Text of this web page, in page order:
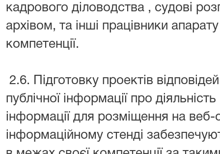
кадрового діловодства , судові
архівом, та інші працівники
компетенції.
2.6. Підготовку проектів
публічної інформації про
інформації для розміщення на веб-
інформаційному стенді